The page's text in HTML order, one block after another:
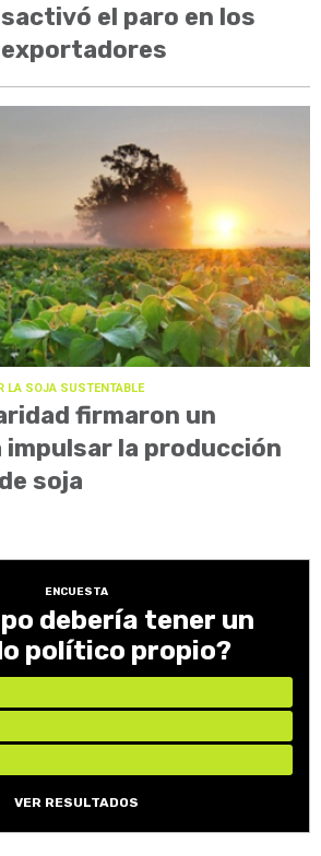
el paro en los
LA SOJA SUSTENTABLE
firmaron un
impulsar la producción
soja
ENCUESTA
debería tener un
político propio?
VER RESULTADOS